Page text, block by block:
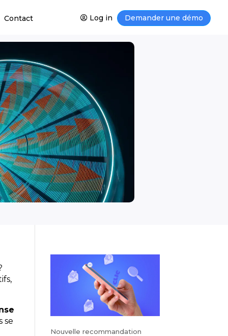
Contact Log in Demander une démo
se
Nouvelle recommandation